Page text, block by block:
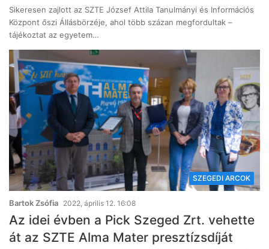
Sikeresen zajlott az SZTE József Attila Tanulmányi és Információs
Központ őszi Állásbörzéje, ahol több százan megfordultak –
tájékoztat az egyetem…
SZEGEDI ARCOK
Bartok Zsófia 2022, április 12. 16:08
Az idei évben a Pick Szeged Zrt. vehette
át az SZTE Alma Mater presztízsdíját